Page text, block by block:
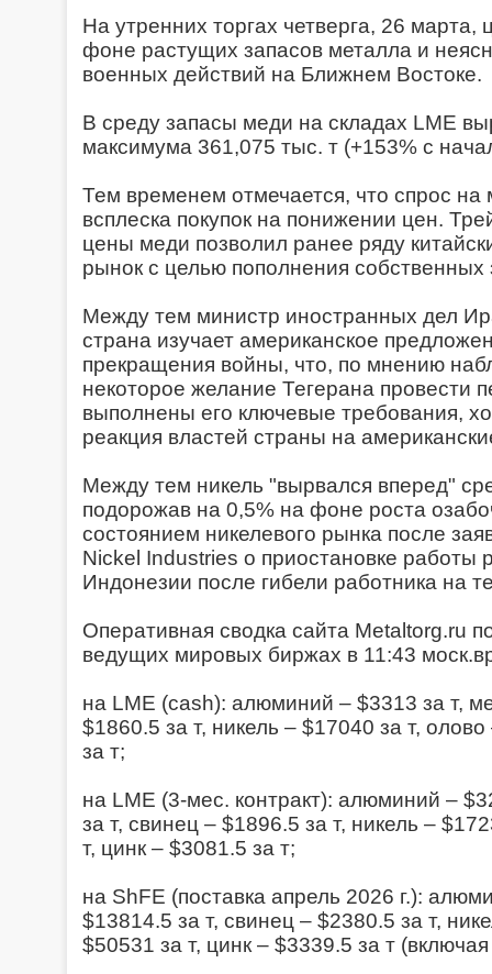
На утренних торгах четверга, 26 марта,
фоне растущих запасов металла и
военных действий на Ближнем Востоке.
В среду запасы меди на складах LME
максимума 361,075 тыс. т (+153% с
Тем временем отмечается, что спрос на
всплеска покупок на понижении цен.
цены меди позволил ранее ряду
рынок с целью пополнения собственных
Между тем министр иностранных дел
страна изучает американское
прекращения войны, что, по мнению
некоторое желание Тегерана провести
выполнены его ключевые требования,
реакция властей страны на
Между тем никель "вырвался вперед"
подорожав на 0,5% на фоне роста
состоянием никелевого рынка после
Nickel Industries о приостановке работы
Индонезии после гибели работника на
Оперативная сводка сайта Metaltorg.ru
ведущих мировых биржах в 11:43
на LME (cash): алюминий – $3313 за т,
$1860.5 за т, никель – $17040 за т,
за т;
на LME (3-мес. контракт): алюминий –
за т, свинец – $1896.5 за т, никель –
т, цинк – $3081.5 за т;
на ShFE (поставка апрель 2026 г.):
$13814.5 за т, свинец – $2380.5 за т,
$50531 за т, цинк – $3339.5 за т